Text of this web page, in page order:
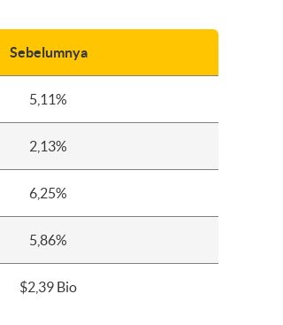
Sebelumnya
5,11%
2,13%
6,25%
5,86%
$2,39 Bio